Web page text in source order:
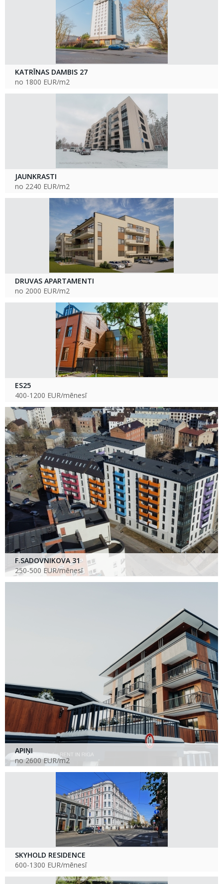
KATRĪNAS DAMBIS 27
no 1800 EUR/m2
JAUNKRASTI
no 2240 EUR/m2
DRUVAS APARTAMENTI
no 2000 EUR/m2
ES25
400-1200 EUR/mēnesī
F.SADOVNIKOVA 31
250-500 EUR/mēnesī
APIŅI
no 2600 EUR/m2
SKYHOLD RESIDENCE
600-1300 EUR/mēnesī